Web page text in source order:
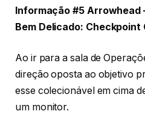
Informação #5 Arrowhead
Bem Delicado: Checkpoint
Ao ir para a sala de
direção oposta ao objetivo
esse colecionável em cima
um monitor.